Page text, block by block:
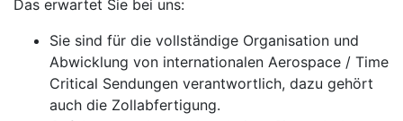
Das erwartet Sie bei uns:
Sie sind für die vollständige Organisation und
Abwicklung von internationalen Aerospace / Time
Critical Sendungen verantwortlich, dazu gehört
auch die Zollabfertigung.